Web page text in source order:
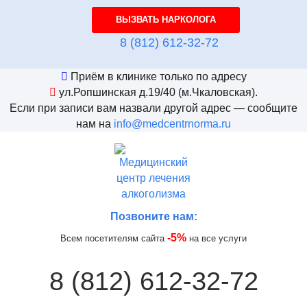
ВЫЗВАТЬ НАРКОЛОГА
8 (812) 612-32-72
Приём в клинике только по адресу
ул.Ропшинская д.19/40 (м.Чкаловская).
Если при записи вам назвали другой адрес — сообщите
нам на info@medcentrnorma.ru
Позвоните нам:
Всем посетителям сайта -5% на все услуги
8 (812) 612-32-72